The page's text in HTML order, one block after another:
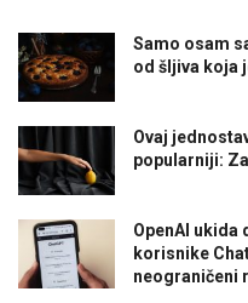
Samo osam
od šljiva koja
Ovaj
popularniji:
OpenAI ukida
korisnike
neograničeni